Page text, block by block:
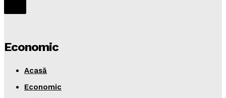
Economic
Acasă
Economic